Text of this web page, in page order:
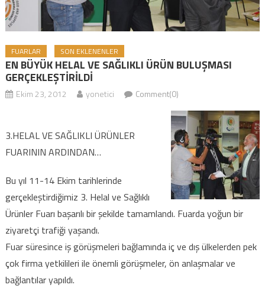
FUARLAR SON EKLENENLER
EN BÜYÜK HELAL VE SAĞLIKLI ÜRÜN BULUŞMASI
GERÇEKLEŞTİRİLDİ
Ekim 23, 2012 yonetici Comment(0)
3.HELAL VE SAĞLIKLI ÜRÜNLER
FUARININ ARDINDAN…
Bu yıl 11-14 Ekim tarihlerinde
gerçekleştirdiğimiz 3. Helal ve Sağlıklı
Ürünler Fuarı başarılı bir şekilde tamamlandı. Fuarda yoğun bir
ziyaretçi trafiği yaşandı.
Fuar süresince iş görüşmeleri bağlamında iç ve dış ülkelerden pek
çok firma yetkilileri ile önemli görüşmeler, ön anlaşmalar ve
bağlantılar yapıldı.